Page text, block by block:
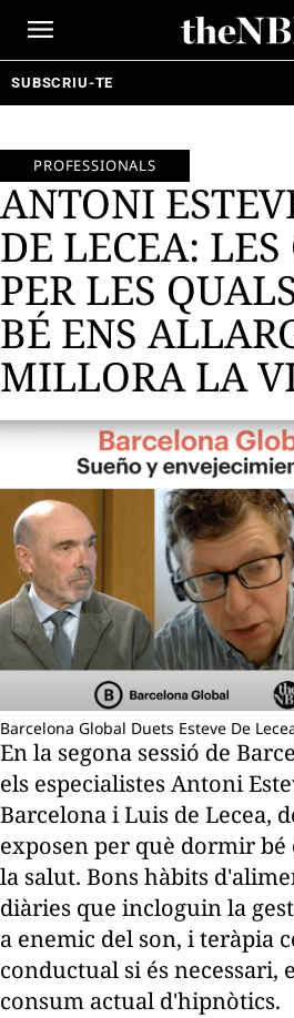
SUBSCRIU-TE
PROFESSIONALS
ANTONI
DE LECEA: LES
PER LES
BÉ ENS
MILLORA LA
Barcelona Global Duets Esteve De
En la segona sessió de
els especialistes Antoni
Barcelona i Luis de Lecea,
exposen per què dormir bé
la salut. Bons hàbits
diàries que incloguin la
a enemic del son, i teràpia
conductual si és
consum actual d'hipnòtics.